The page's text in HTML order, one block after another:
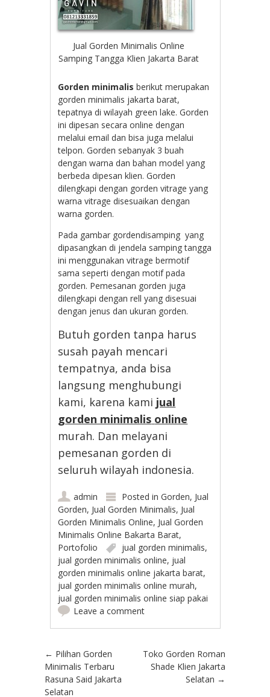
Jual Gorden Minimalis Online
Samping Tangga Klien Jakarta Barat
Gorden minimalis berikut merupakan
gorden minimalis jakarta barat,
tepatnya di wilayah green lake. Gorden
ini dipesan secara online dengan
melalui email dan bisa juga melalui
telpon. Gorden sebanyak 3 buah
dengan warna dan bahan model yang
berbeda dipesan klien. Gorden
dilengkapi dengan gorden vitrage yang
warna vitrage disesuaikan dengan
warna gorden.
Pada gambar gordendisamping yang
dipasangkan di jendela samping tangga
ini menggunakan vitrage bermotif
sama seperti dengan motif pada
gorden. Pemesanan gorden juga
dilengkapi dengan rell yang disesuai
dengan jenus dan ukuran gorden.
Butuh gorden tanpa harus
susah payah mencari
tempatnya, anda bisa
langsung menghubungi
kami, karena kami jual
gorden minimalis online
murah. Dan melayani
pemesanan gorden di
seluruh wilayah indonesia.
admin Posted inGorden, Jual
Gorden, Jual Gorden Minimalis, Jual
Gorden Minimalis Online, Jual Gorden
Minimalis Online Bakarta Barat,
Portofolio
jual gorden minimalis,
jual gorden minimalis online, jual
gorden minimalis online jakarta barat,
jual gorden minimalis online murah,
jual gorden minimalis online siap pakai
Leave a comment
Post navigation
← Pilihan Gorden
Minimalis Terbaru
Rasuna Said Jakarta
Selatan
Toko Gorden Roman
Shade Klien Jakarta
Selatan →